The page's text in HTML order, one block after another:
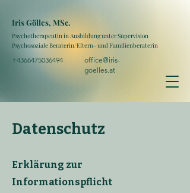
Iris Gölles, MSc.
Psychotherapeutin in Ausbildung unter Supervision
Psychosoziale Beraterin/Eltern- und Familienberaterin
+4366475036494
office@iris-
goelles.at
Datenschutz
Erklärung zur
Informationspflicht